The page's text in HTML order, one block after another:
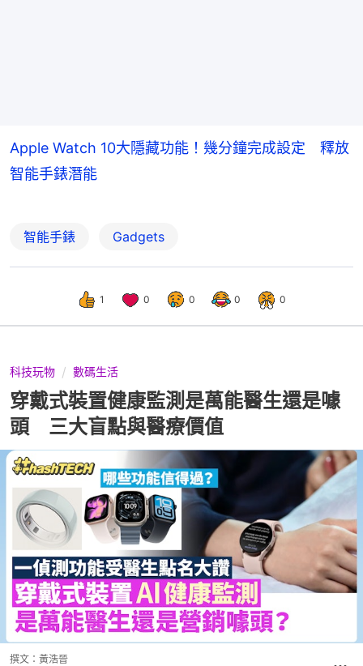
Apple Watch 10大隱藏功能！幾分鐘完成設定 釋放
智能手錶潛能
智能手錶 Gadgets
1 0 0 0 0
科技玩物 數碼生活
穿戴式裝置健康監測是萬能醫生還是噱
頭 三大盲點與醫療價值
撰文： 黃浩晉